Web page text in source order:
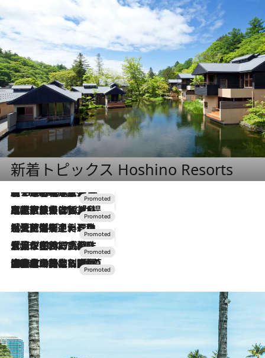
新着トピックス Hoshino Resorts
2026.8.7
【トンボの足水浴】ヒノキの香りに包まれて涼感マックス！約13℃の湧水かけ流しを避暑地「星野温泉 トンボの湯」で体験
2026.7.31
【ホテル帰省】という選択肢をOMOが提案。家族とほどよい距離を保つには「昼は実家、夜は気兼ねなくホテルで！」
2026.7.24
【夏限定ディナーコース】旬を迎える稚鮎や花ズッキーニなどをイタリア・トスカーナの郷土料理の手法で満喫！
2026.7.17
「土佐和ハーブかき氷」がOMO7高知に登場！生姜、山椒、大葉など目にも舌にも涼を呼ぶ郷土の味
2026.7.10
NEW OPEN！【界 草津】名湯の地に誕生。趣の異なる2種の温泉と上州ならではの会席・蕎麦割烹など美食を味わう究極の癒やし旅